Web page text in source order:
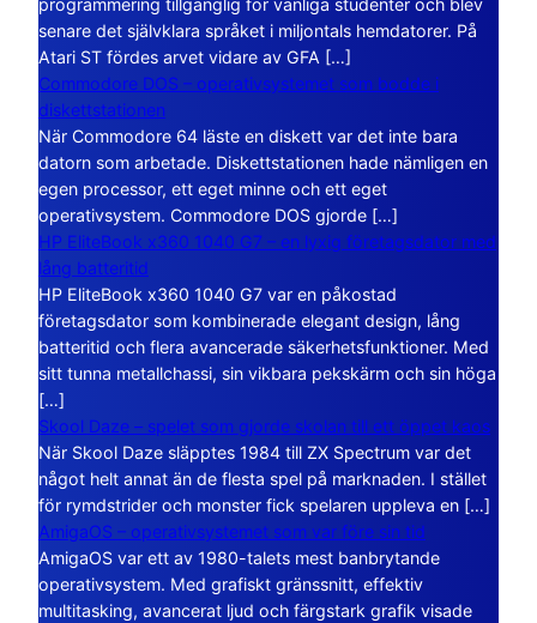
programmering tillgänglig för vanliga studenter och blev
senare det självklara språket i miljontals hemdatorer. På
Atari ST fördes arvet vidare av GFA […]
Commodore DOS – operativsystemet som bodde i
diskettstationen
När Commodore 64 läste en diskett var det inte bara
datorn som arbetade. Diskettstationen hade nämligen en
egen processor, ett eget minne och ett eget
operativsystem. Commodore DOS gjorde […]
HP EliteBook x360 1040 G7 – en lyxig företagsdator med
lång batteritid
HP EliteBook x360 1040 G7 var en påkostad
företagsdator som kombinerade elegant design, lång
batteritid och flera avancerade säkerhetsfunktioner. Med
sitt tunna metallchassi, sin vikbara pekskärm och sin höga
[…]
Skool Daze – spelet som gjorde skolan till ett öppet kaos
När Skool Daze släpptes 1984 till ZX Spectrum var det
något helt annat än de flesta spel på marknaden. I stället
för rymdstrider och monster fick spelaren uppleva en […]
AmigaOS – operativsystemet som var före sin tid
AmigaOS var ett av 1980-talets mest banbrytande
operativsystem. Med grafiskt gränssnitt, effektiv
multitasking, avancerat ljud och färgstark grafik visade